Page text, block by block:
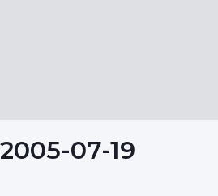
07-19